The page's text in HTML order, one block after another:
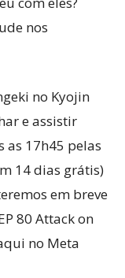
nos
no Kyojin
e assistir
as 17h45 pelas
14 dias grátis)
em breve
80 Attack on
no Meta